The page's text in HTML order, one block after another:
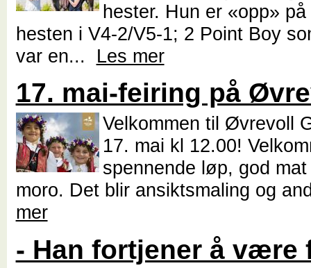
hester. Hun er «opp»
hesten i V4-2/V5-1; 2 Point Boy
var en... Les mer
17. mai-feiring på
Velkommen til Øvrevoll
17. mai kl 12.00!
spennende løp, god
moro. Det blir ansiktsmaling og
mer
- Han fortjener å være